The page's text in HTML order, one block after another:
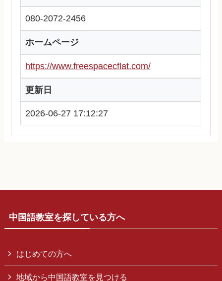
080-2072-2456
ホームページ
https://www.freespacecflat.com/
更新日
2026-06-27 17:12:27
中国語教室を探している方へ
はじめての方へ
地域から中国語教室を見つける